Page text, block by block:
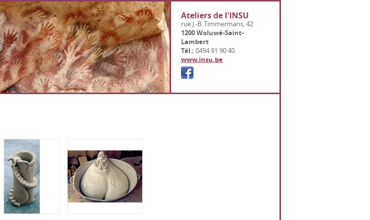
Ateliers de l'INSU
rue J.-B. Timmermans, 42
1200 Woluwé-Saint-
Lambert
Tél : 0494 91 90 40
www.insu.be